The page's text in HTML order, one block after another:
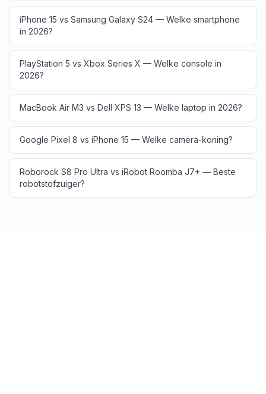
iPhone 15 vs Samsung Galaxy S24 — Welke smartphone
in 2026?
PlayStation 5 vs Xbox Series X — Welke console in
2026?
MacBook Air M3 vs Dell XPS 13 — Welke laptop in 2026?
Google Pixel 8 vs iPhone 15 — Welke camera-koning?
Roborock S8 Pro Ultra vs iRobot Roomba J7+ — Beste
robotstofzuiger?